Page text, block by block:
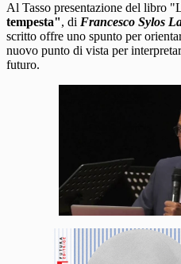
Al Tasso presentazione del libro
tempesta", di Francesco Sylos
scritto offre uno spunto per
nuovo punto di vista per
futuro.